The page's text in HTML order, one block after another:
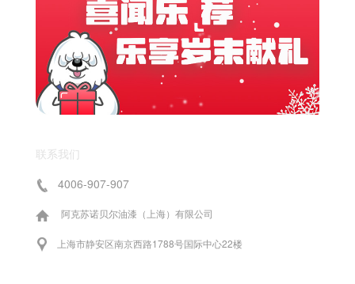
联系我们
4006-907-907
阿克苏诺贝尔油漆（上海）有限公司
上海市静安区南京西路1788号国际中心22楼